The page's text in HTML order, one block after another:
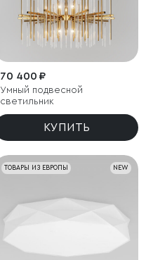
70 400 ₽
Умный подвесной
светильник
КУПИТЬ
NEW
ТОВАРЫ ИЗ ЕВРОПЫ